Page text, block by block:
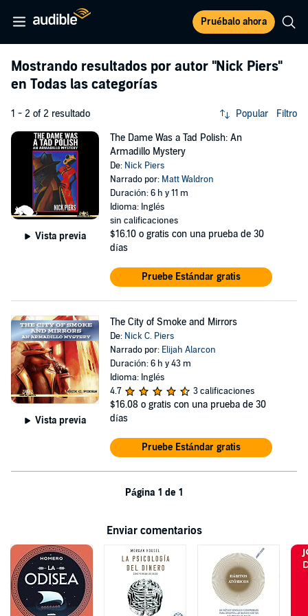
Pruébalo ahora
Mostrando resultados por autor "Nick Piers"
en Todas las categorías
1 - 2 of 2 resultado Popular Filtro
Vista previa
The Dame Was a Tad Polish: An
Armadillo Mystery
De: Nick Piers
Narrado por: Matt Waldron
Duración: 6 h y 11 m
Idioma: Inglés
sin calificaciones
$16.10 o gratis con una prueba de 30
días
Pruebe Estándar gratis
Vista previa
The City of Smoke and Mirrors
De: Nick C. Piers
Narrado por: Elijah Alarcon
Duración: 6 h y 43 m
Idioma: Inglés
4.7
3 calificaciones
$16.08 o gratis con una prueba de 30
días
Pruebe Estándar gratis
Página 1 de 1
Enviar comentarios